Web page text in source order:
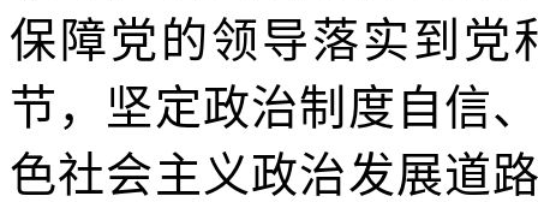
保障党的领导落实到党
节，坚定政治制度自信
色社会主义政治发展道